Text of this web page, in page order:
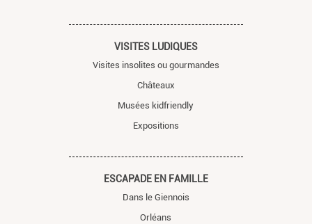
VISITES LUDIQUES
Visites insolites ou gourmandes
Châteaux
Musées kidfriendly
Expositions
ESCAPADE EN FAMILLE
Dans le Giennois
Orléans